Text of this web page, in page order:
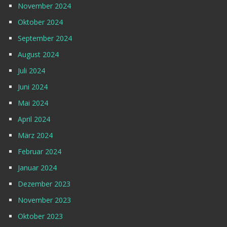
November 2024
Oktober 2024
September 2024
August 2024
Juli 2024
Juni 2024
Mai 2024
April 2024
März 2024
Februar 2024
Januar 2024
Dezember 2023
November 2023
Oktober 2023